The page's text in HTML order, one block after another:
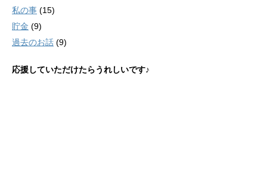
私の事 (15)
貯金 (9)
過去のお話 (9)
応援していただけたらうれしいです♪